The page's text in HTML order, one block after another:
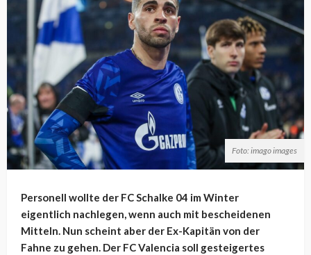
Foto: imago images
Personell wollte der FC Schalke 04 im Winter
eigentlich nachlegen, wenn auch mit bescheidenen
Mitteln. Nun scheint aber der Ex-Kapitän von der
Fahne zu gehen. Der FC Valencia soll gesteigertes